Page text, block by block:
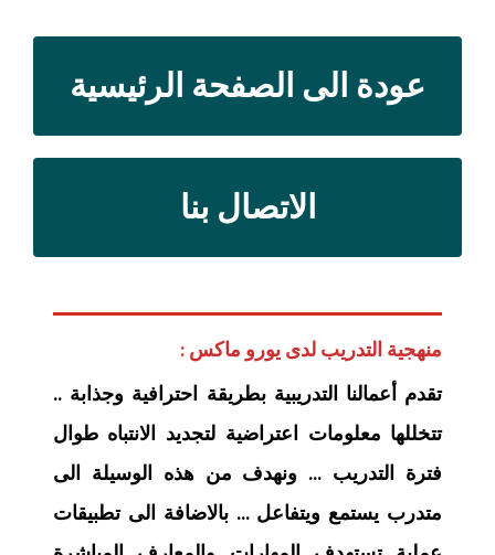
عودة الى الصفحة الرئيسية
الاتصال بنا
منهجية التدريب لدى يورو ماكس :
تقدم أعمالنا التدريبية بطريقة احترافية وجذابة ..
تتخللها معلومات اعتراضية لتجديد الانتباه طوال
فترة التدريب … ونهدف من هذه الوسيلة الى
متدرب يستمع ويتفاعل … بالاضافة الى تطبيقات